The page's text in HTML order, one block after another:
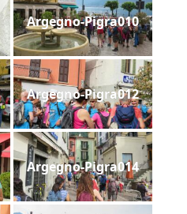
Argegno-Pigra010
Argegno-Pigra012
Argegno-Pigra014